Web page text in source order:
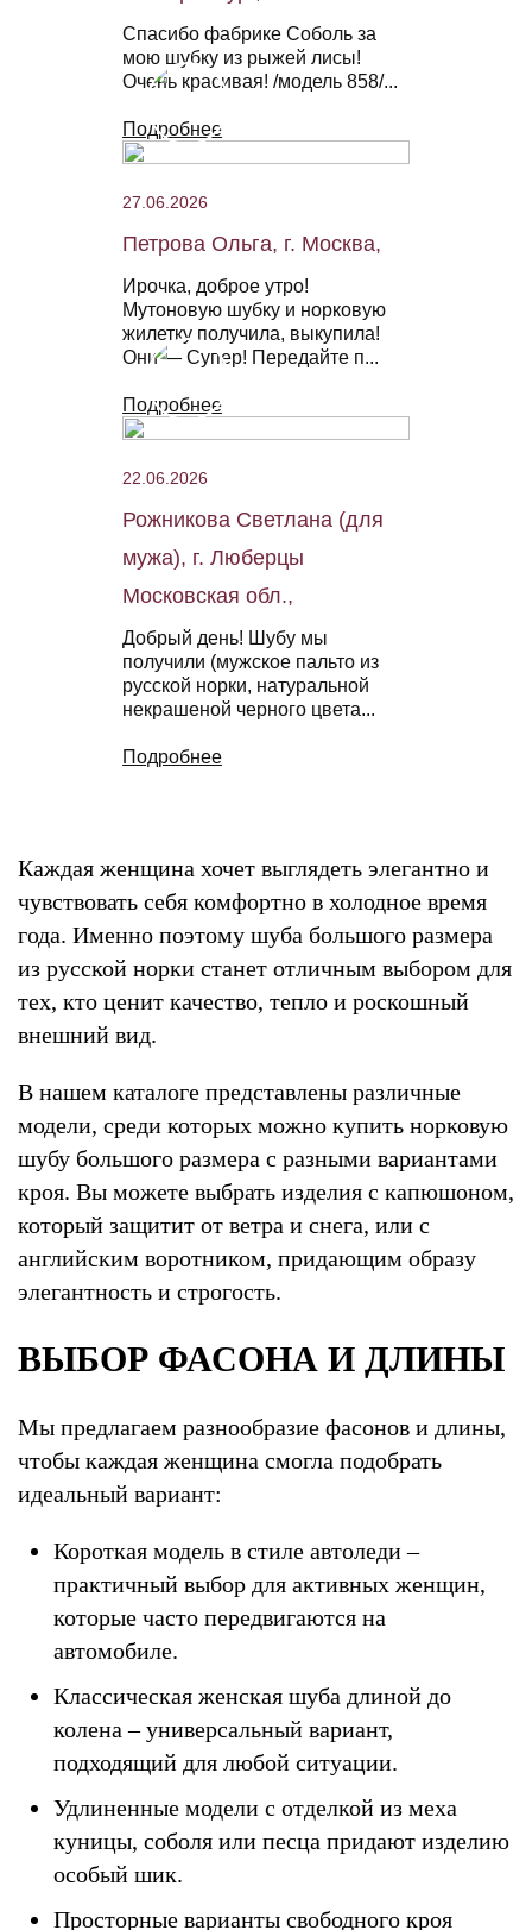
Спасибо фабрике Соболь за
мою шубку из рыжей лисы!
Очень красивая! /модель 858/...
Подробнее
27.06.2026
Петрова Ольга, г. Москва,
Ирочка, доброе утро!
Мутоновую шубку и норковую
жилетку получила, выкупила!
Они — Супер! Передайте п...
Подробнее
22.06.2026
Рожникова Светлана (для
мужа), г. Люберцы
Московская обл.,
Добрый день! Шубу мы
получили (мужское пальто из
русской норки, натуральной
некрашеной черного цвета...
Подробнее
Каждая женщина хочет выглядеть элегантно и
чувствовать себя комфортно в холодное время
года. Именно поэтому шуба большого размера
из русской норки станет отличным выбором для
тех, кто ценит качество, тепло и роскошный
внешний вид.
В нашем каталоге представлены различные
модели, среди которых можно купить норковую
шубу большого размера с разными вариантами
кроя. Вы можете выбрать изделия с капюшоном,
который защитит от ветра и снега, или с
английским воротником, придающим образу
элегантность и строгость.
ВЫБОР ФАСОНА И ДЛИНЫ
Мы предлагаем разнообразие фасонов и длины,
чтобы каждая женщина смогла подобрать
идеальный вариант:
Короткая модель в стиле автоледи –
практичный выбор для активных женщин,
которые часто передвигаются на
автомобиле.
Классическая женская шуба длиной до
колена – универсальный вариант,
подходящий для любой ситуации.
Удлиненные модели с отделкой из меха
куницы, соболя или песца придают изделию
особый шик.
Просторные варианты свободного кроя